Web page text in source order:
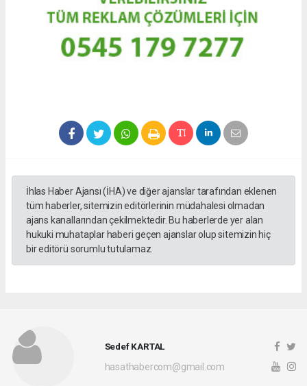
İhlas Haber Ajansı (İHA) ve diğer ajanslar tarafından eklenen
tüm haberler, sitemizin editörlerinin müdahalesi olmadan
ajans kanallarından çekilmektedir. Bu haberlerde yer alan
hukuki muhataplar haberi geçen ajanslar olup sitemizin hiç
bir editörü sorumlu tutulamaz.
Sedef KARTAL
hasathabercom@gmail.com